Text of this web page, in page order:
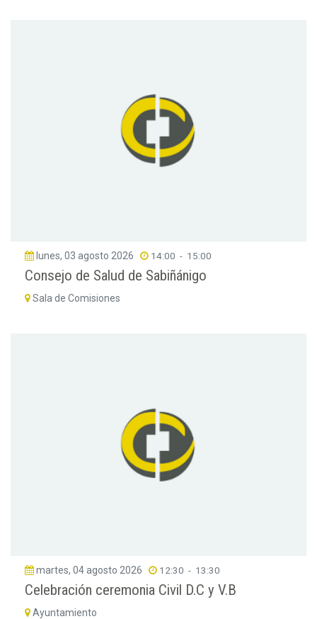
lunes, 03 agosto 2026 14:00 - 15:00
Consejo de Salud de Sabiñánigo
Sala de Comisiones
martes, 04 agosto 2026 12:30 - 13:30
Celebración ceremonia Civil D.C y V.B
Ayuntamiento